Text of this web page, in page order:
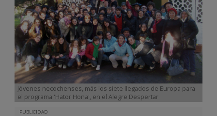
Jóvenes necochenses, más los siete llegados de Europa para
el programa 'Hator Hona', en el Alegre Despertar
PUBLICIDAD